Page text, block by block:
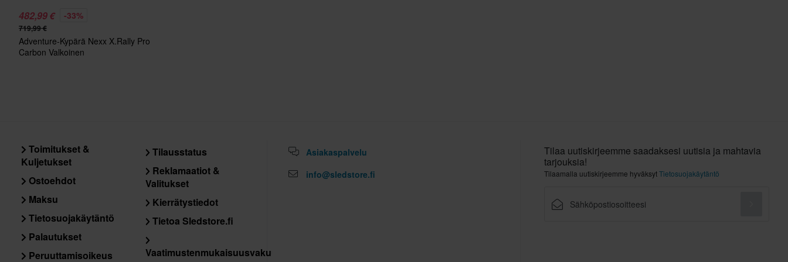
482,99 € -33%
719,99 €
Adventure-Kypärä Nexx X.Rally Pro
Carbon Valkoinen
Toimitukset &
Kuljetukset
Ostoehdot
Maksu
Tietosuojakäytäntö
Palautukset
Peruuttamisoikeus
Tilausstatus
Reklamaatiot &
Valitukset
Kierrätystiedot
Tietoa Sledstore.fi
Vaatimustenmukaisuusvakuutus
Asiakaspalvelu
info@sledstore.fi
Tilaa uutiskirjeemme saadaksesi uutisia ja mahtavia
tarjouksia!
Tilaamalla uutiskirjeemme hyväksytTietosuojakäytäntö